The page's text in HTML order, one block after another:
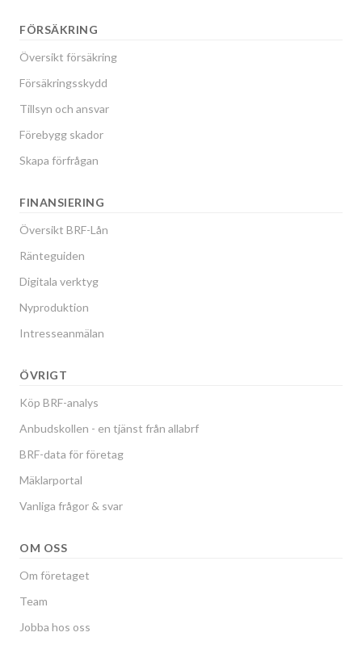
FÖRSÄKRING
Översikt försäkring
Försäkringsskydd
Tillsyn och ansvar
Förebygg skador
Skapa förfrågan
FINANSIERING
Översikt BRF-Lån
Ränteguiden
Digitala verktyg
Nyproduktion
Intresseanmälan
ÖVRIGT
Köp BRF-analys
Anbudskollen - en tjänst från allabrf
BRF-data för företag
Mäklarportal
Vanliga frågor & svar
OM OSS
Om företaget
Team
Jobba hos oss